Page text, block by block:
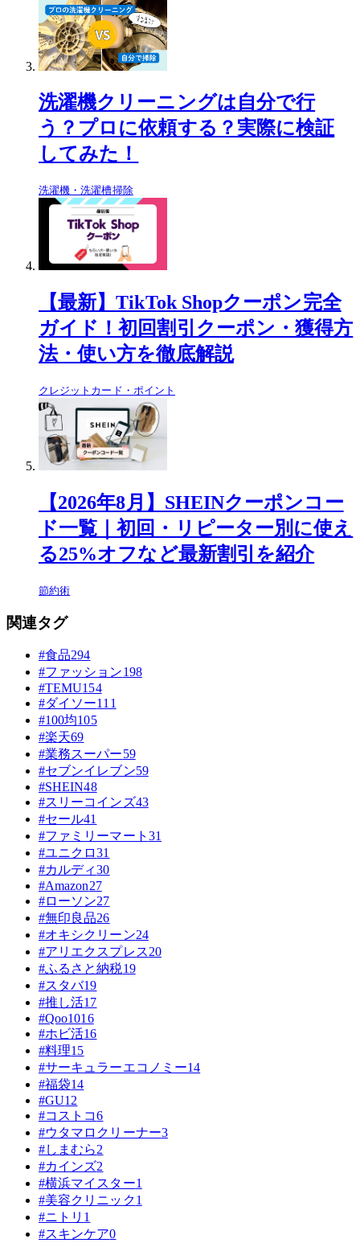
洗濯機クリーニングは自分で行
う？プロに依頼する？実際に検証
してみた！
洗濯機・洗濯槽掃除
【最新】TikTok Shopクーポン完全
ガイド！初回割引クーポン・獲得方
法・使い方を徹底解説
クレジットカード・ポイント
【2026年8月】SHEINクーポンコー
ド一覧｜初回・リピーター別に使え
る25%オフなど最新割引を紹介
節約術
関連タグ
#食品294
#ファッション198
#TEMU154
#ダイソー111
#100均105
#楽天69
#業務スーパー59
#セブンイレブン59
#SHEIN48
#スリーコインズ43
#セール41
#ファミリーマート 31
#ユニクロ31
#カルディ30
#Amazon27
#ローソン27
#無印良品26
#オキシクリーン24
#アリエクスプレス20
#ふるさと納税19
#スタバ19
#推し活17
#Qoo1016
#ホビ活16
#料理15
#サーキュラーエコノミー14
#福袋14
#GU12
#コストコ6
#ウタマロクリーナー3
#しまむら2
#カインズ2
#横浜マイスター1
#美容クリニック1
#ニトリ 1
#スキンケア0